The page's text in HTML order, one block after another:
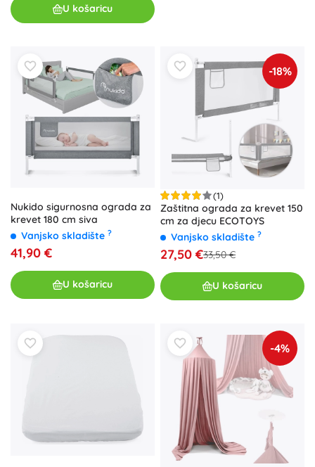
U košaricu
Nukido sigurnosna ograda za
krevet 180 cm siva
Vanjsko skladište ?
41,90 €
U košaricu
-18%
(1)
Zaštitna ograda za krevet 150
cm za djecu ECOTOYS
Vanjsko skladište ?
27,50 €33,50 €
U košaricu
-4%